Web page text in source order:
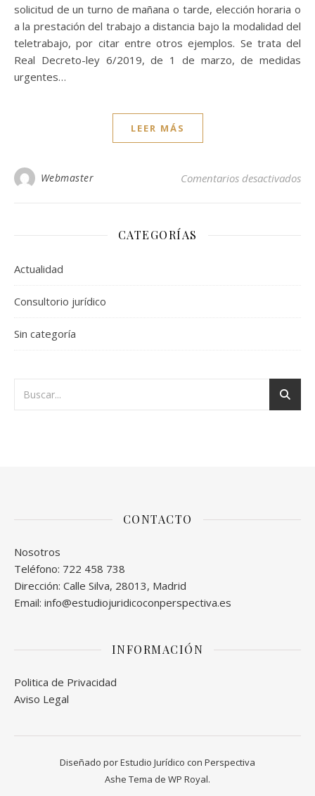
solicitud de un turno de mañana o tarde, elección horaria o
a la prestación del trabajo a distancia bajo la modalidad del
teletrabajo, por citar entre otros ejemplos. Se trata del
Real Decreto-ley 6/2019, de 1 de marzo, de medidas
urgentes…
LEER MÁS
Webmaster Comentarios desactivadosen
CATEGORÍAS
Actualidad
Consultorio jurídico
Sin categoría
CONTACTO
Nosotros
Teléfono: 722 458 738
Dirección: Calle Silva, 28013, Madrid
Email: info@estudiojuridicoconperspectiva.es
INFORMACIÓN
Politica de Privacidad
Aviso Legal
Diseñado por Estudio Jurídico con Perspectiva
Ashe Tema de WP Royal.